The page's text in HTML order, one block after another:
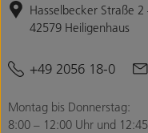
Hasselbecker Straße 2
42579 Heiligenhaus
+49 2056 18-0
Montag bis Donnerstag:
8:00 – 12:00 Uhr und